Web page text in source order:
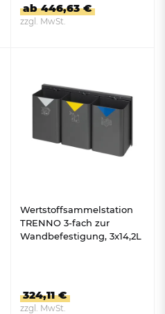
ab 446,63 €
zzgl. MwSt.
Wertstoffsammelstation
TRENNO 3-fach zur
Wandbefestigung, 3x14,2L
324,11 €
zzgl. MwSt.